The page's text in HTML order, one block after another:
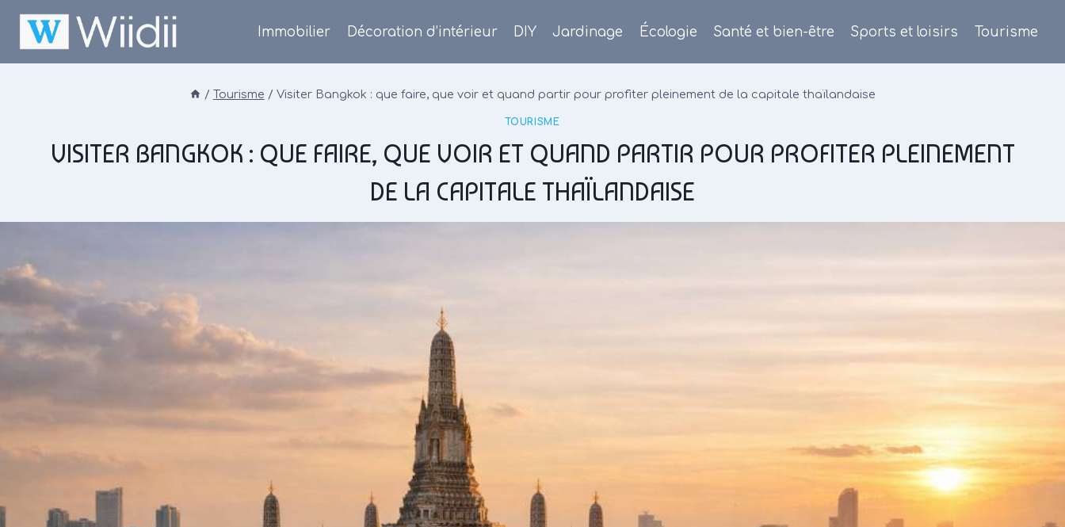
content
Immobilier Décoration d’intérieur DIY Jardinage Écologie Santé et bien-être Sports et loisirs Tourisme
/ Tourisme / Visiter Bangkok : que faire, que voir et quand partir pour profiter pleinement de la capitale thaïlandaise
TOURISME
VISITER BANGKOK : QUE FAIRE, QUE VOIR ET QUAND PARTIR POUR PROFITER PLEINEMENT
DE LA CAPITALE THAÏLANDAISE